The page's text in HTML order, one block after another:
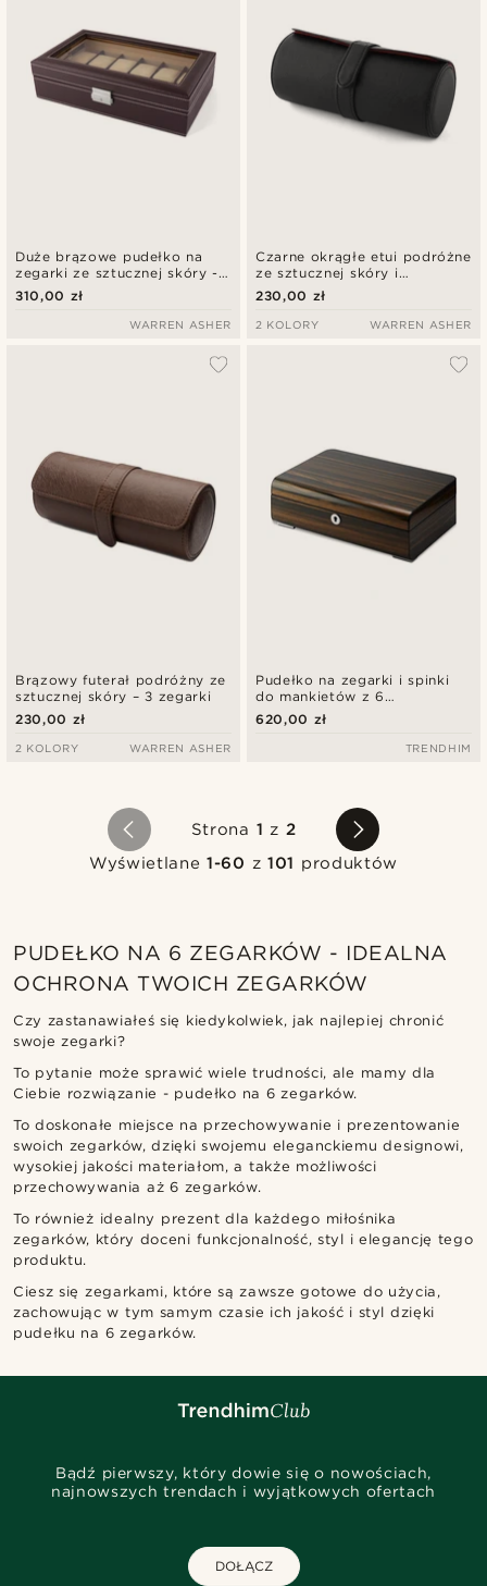
Duże brązowe pudełko na
zegarki ze sztucznej skóry -
12 zegarków
310,00 zł
WARREN ASHER
Czarne okrągłe etui podróżne
ze sztucznej skóry i
czerwonego aksamitu - 3
zegarki
230,00 zł
2 KOLORY WARREN ASHER
Brązowy futerał podróżny ze
sztucznej skóry – 3 zegarki
230,00 zł
2 KOLORY WARREN ASHER
Pudełko na zegarki i spinki
do mankietów z 6
przegródkami i hebanową
okleiną
620,00 zł
TRENDHIM
Strona 1 z 2
Wyświetlane1-60 z101 produktów
PUDEŁKO NA 6 ZEGARKÓW - IDEALNA
OCHRONA TWOICH ZEGARKÓW
Czy zastanawiałeś się kiedykolwiek, jak najlepiej chronić
swoje zegarki?
To pytanie może sprawić wiele trudności, ale mamy dla
Ciebie rozwiązanie - pudełko na 6 zegarków.
To doskonałe miejsce na przechowywanie i prezentowanie
swoich zegarków, dzięki swojemu eleganckiemu designowi,
wysokiej jakości materiałom, a także możliwości
przechowywania aż 6 zegarków.
To również idealny prezent dla każdego miłośnika
zegarków, który doceni funkcjonalność, styl i elegancję tego
produktu.
Ciesz się zegarkami, które są zawsze gotowe do użycia,
zachowując w tym samym czasie ich jakość i styl dzięki
pudełku na 6 zegarków.
Bądź pierwszy, który dowie się o nowościach,
najnowszych trendach i wyjątkowych ofertach
DOŁĄCZ